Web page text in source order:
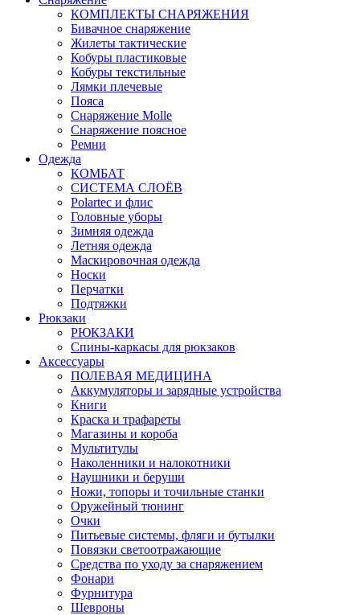
КОМПЛЕКТЫ СНАРЯЖЕНИЯ
Бивачное снаряжение
Жилеты тактические
Кобуры пластиковые
Кобуры текстильные
Лямки плечевые
Пояса
Снаряжение Molle
Снаряжение поясное
Ремни
Одежда
КОМБАТ
СИСТЕМА СЛОЁВ
Polartec и флис
Головные уборы
Зимняя одежда
Летняя одежда
Маскировочная одежда
Носки
Перчатки
Подтяжки
Рюкзаки
РЮКЗАКИ
Спины-каркасы для рюкзаков
Аксессуары
ПОЛЕВАЯ МЕДИЦИНА
Аккумуляторы и зарядные устройства
Книги
Краска и трафареты
Магазины и короба
Мультитулы
Наколенники и налокотники
Наушники и беруши
Ножи, топоры и точильные станки
Оружейный тюнинг
Очки
Питьевые системы, фляги и бутылки
Повязки светоотражающие
Средства по уходу за снаряжением
Фонари
Фурнитура
Шевроны